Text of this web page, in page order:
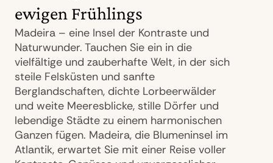
ewigen Frühlings
Madeira – eine Insel der Kontraste und
Naturwunder. Tauchen Sie ein in die
vielfältige und zauberhafte Welt, in der sich
steile Felsküsten und sanfte
Berglandschaften, dichte Lorbeerwälder
und weite Meeresblicke, stille Dörfer und
lebendige Städte zu einem harmonischen
Ganzen fügen. Madeira, die Blumeninsel im
Atlantik, erwartet Sie mit einer Reise voller